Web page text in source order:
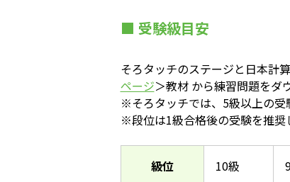
■ 受験級目安
そろタッチのステージと日本計
ページ＞教材 から練習問題をダ
※そろタッチでは、5級以上の受
※段位は1級合格後の受験を推奨
級位 10級